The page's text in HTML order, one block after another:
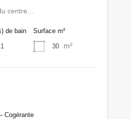
centre…
de bain
1
Surface m²
30 m²
Cogérante